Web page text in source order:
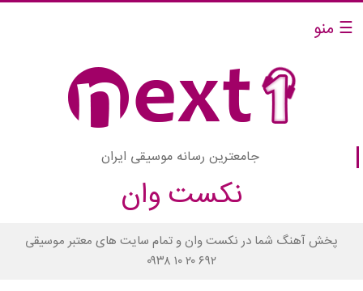
☰ منو
جامعترین رسانه موسیقی ایران
نکست وان
پخش آهنگ شما در نکست وان و تمام سایت های معتبر موسیقی
۰۹۳۸ ۱۰ ۲۰ ۶۹۲